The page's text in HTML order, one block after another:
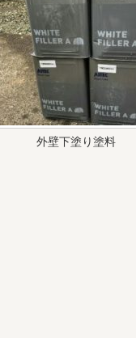
外壁下塗り塗料